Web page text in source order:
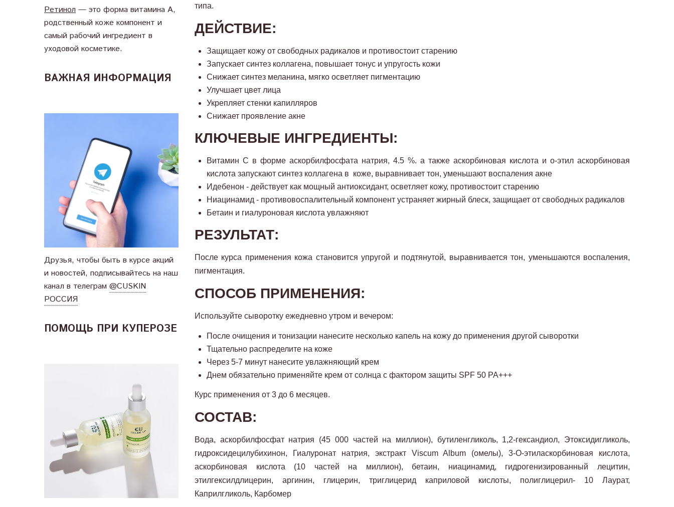
Ретинол — это форма витамина А,
родственный коже компонент и
самый рабочий ингредиент в
уходовой косметике.
ВАЖНАЯ ИНФОРМАЦИЯ
Друзья, чтобы быть в курсе акций
и новостей, подписывайтесь на наш
канал в телеграм @CUSKIN
РОССИЯ
ПОМОЩЬ ПРИ КУПЕРОЗЕ
типа.
ДЕЙСТВИЕ:
Защищает кожу от свободных радикалов и противостоит старению
Запускает синтез коллагена, повышает тонус и упругость кожи
Снижает синтез меланина, мягко осветляет пигментацию
Улучшает цвет лица
Укрепляет стенки капилляров
Снижает проявление акне
КЛЮЧЕВЫЕ ИНГРЕДИЕНТЫ:
Витамин С в форме аскорбилфосфата натрия, 4.5 %. а также аскорбиновая кислота и о-этил аскорбиновая
кислота запускают синтез коллагена в коже, выравнивает тон, уменьшают воспаления акне
Идебенон - действует как мощный антиоксидант, осветляет кожу, противостоит старению
Ниацинамид - противовоспалительный компонент устраняет жирный блеск, защищает от свободных радикалов
Бетаин и гиалуроновая кислота увлажняют
РЕЗУЛЬТАТ:
После курса применения кожа становится упругой и подтянутой, выравнивается тон, уменьшаются воспаления,
пигментация.
СПОСОБ ПРИМЕНЕНИЯ:
Используйте сыворотку ежедневно утром и вечером:
После очищения и тонизации нанесите несколько капель на кожу до применения другой сыворотки
Тщательно распределите на коже
Через 5-7 минут нанесите увлажняющий крем
Днем обязательно применяйте крем от солнца с фактором защиты SPF 50 PA+++
Курс применения от 3 до 6 месяцев.
СОСТАВ:
Вода, аскорбилфосфат натрия (45 000 частей на миллион), бутиленгликоль, 1,2-гександиол, Этоксидигликоль,
гидроксидецилубихинон, Гиалуронат натрия, экстракт Viscum Album (омелы), 3-О-этиласкорбиновая кислота,
аскорбиновая кислота (10 частей на миллион), бетаин, ниацинамид, гидрогенизированный лецитин,
этилгексилдлицерин, аргинин, глицерин, триглицерид каприловой кислоты, полиглицерил- 10 Лаурат,
Каприлгликоль, Карбомер